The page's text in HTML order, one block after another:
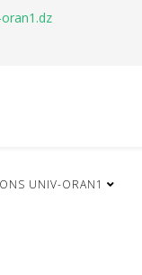
UNIV-ORAN1